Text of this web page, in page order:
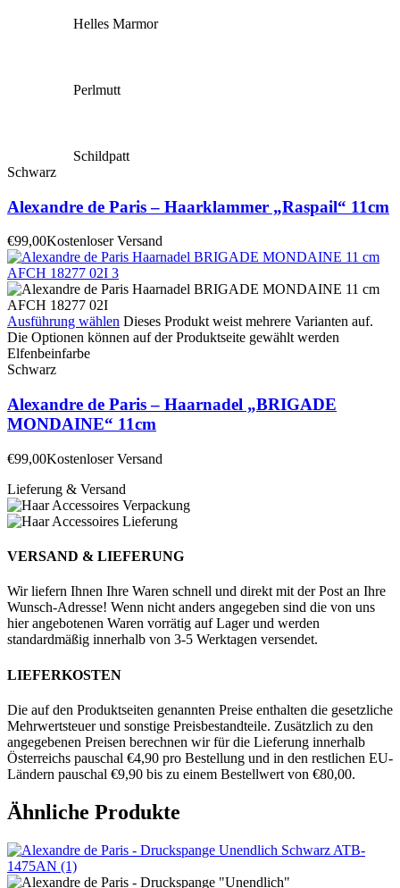
Helles Marmor
Perlmutt
Schildpatt
Schwarz
Alexandre de Paris – Haarklammer „Raspail“ 11cm
€99,00Kostenloser Versand
Ausführung wählen Dieses Produkt weist mehrere Varianten auf.
Die Optionen können auf der Produktseite gewählt werden
Elfenbeinfarbe
Schwarz
Alexandre de Paris – Haarnadel „BRIGADE
MONDAINE“ 11cm
€99,00Kostenloser Versand
Lieferung & Versand
VERSAND & LIEFERUNG
Wir liefern Ihnen Ihre Waren schnell und direkt mit der Post an Ihre
Wunsch-Adresse! Wenn nicht anders angegeben sind die von uns
hier angebotenen Waren vorrätig auf Lager und werden
standardmäßig innerhalb von 3-5 Werktagen versendet.
LIEFERKOSTEN
Die auf den Produktseiten genannten Preise enthalten die gesetzliche
Mehrwertsteuer und sonstige Preisbestandteile. Zusätzlich zu den
angegebenen Preisen berechnen wir für die Lieferung innerhalb
Österreichs pauschal €4,90 pro Bestellung und in den restlichen EU-
Ländern pauschal €9,90 bis zu einem Bestellwert von €80,00.
Ähnliche Produkte